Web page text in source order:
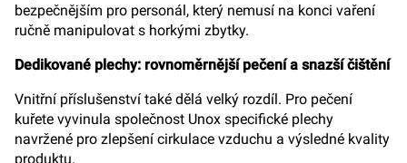
bezpečnějším pro personál, který nemusí na konci vaření
ručně manipulovat s horkými zbytky.
Dedikované plechy: rovnoměrnější pečení a snazší čištění
Vnitřní příslušenství také dělá velký rozdíl. Pro pečení
kuřete vyvinula společnost Unox specifické plechy
navržené pro zlepšení cirkulace vzduchu a výsledné kvality
produktu.